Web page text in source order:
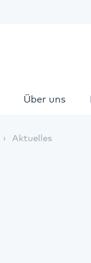
Über uns
Aktuelles